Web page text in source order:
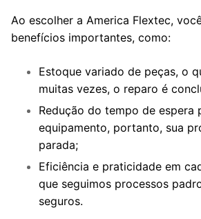
Ao escolher a America Flextec,
benefícios importantes, como:
Estoque variado de peças, o
muitas vezes, o reparo é
Redução do tempo de espera
equipamento, portanto, sua
parada;
Eficiência e praticidade em
que seguimos processos
seguros.